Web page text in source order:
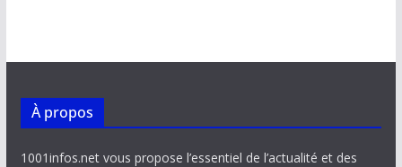
À propos
1001infos.net vous propose l’essentiel de l’actualité et des